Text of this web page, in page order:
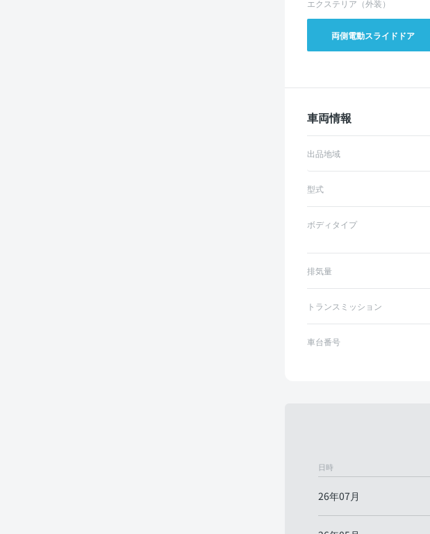
エクステリア（外装）
両側電動スライドドア
車両情報
出品地域
型式
ボディタイプ
排気量
トランスミッション
車台番号
日時
26年07月